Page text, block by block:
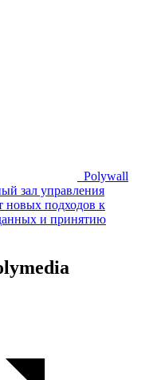
Polywall
зал управления
новых подходов к
и принятию